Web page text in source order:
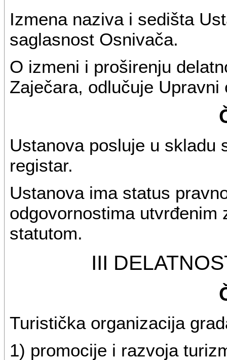
Izmena naziva i sedišta
saglasnost Osnivača.
O izmeni i proširenju
Zaječara, odlučuje
Ustanova posluje u skladu
registar.
Ustanova ima status
odgovornostima utvrđenim
statutom.
III
Turistička organizacija
1) promocije i razvoja